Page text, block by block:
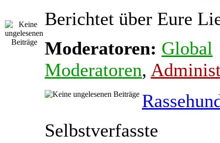
Berichtet über Eure
Moderatoren: Global
Moderatoren,
Selbstverfasste